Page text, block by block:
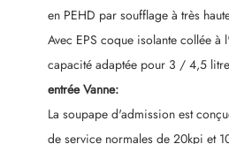
en PEHD par soufflage à très
Avec EPS coque isolante collée
capacité adaptée pour 3 / 4,5
entrée Vanne:
La soupape d'admission est
de service normales de 20kpi et